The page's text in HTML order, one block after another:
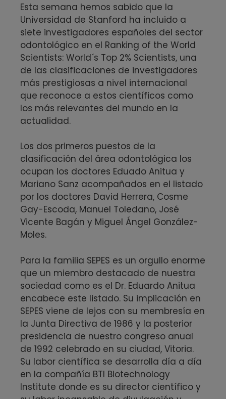
Esta semana hemos sabido que la
Universidad de Stanford ha incluido a
siete investigadores españoles del sector
odontológico en el Ranking of the World
Scientists: World´s Top 2% Scientists, una
de las clasificaciones de investigadores
más prestigiosas a nivel internacional
que reconoce a estos científicos como
los más relevantes del mundo en la
actualidad.
Los dos primeros puestos de la
clasificación del área odontológica los
ocupan los doctores Eduado Anitua y
Mariano Sanz acompañados en el listado
por los doctores David Herrera, Cosme
Gay-Escoda, Manuel Toledano, José
Vicente Bagán y Miguel Ángel González-
Moles.
Para la familia SEPES es un orgullo enorme
que un miembro destacado de nuestra
sociedad como es el Dr. Eduardo Anitua
encabece este listado. Su implicación en
SEPES viene de lejos con su membresía en
la Junta Directiva de 1986 y la posterior
presidencia de nuestro congreso anual
de 1992 celebrado en su ciudad, Vitoria.
Su labor científica se desarrolla día a día
en la compañía BTI Biotechnology
Institute donde es su director científico y